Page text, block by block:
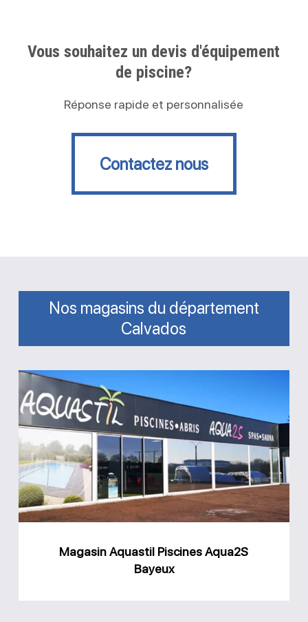
Vous souhaitez un devis d'équipement
de piscine?
Réponse rapide et personnalisée
Contactez nous
Contactez nous
Nos magasins du département
Calvados
Aquastil
Piscines
Aqua2S
Bayeux
Magasin Aquastil Piscines Aqua2S
Bayeux